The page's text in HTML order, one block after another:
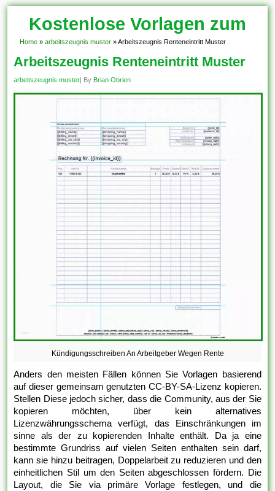
Kostenlose Vorlagen zum
Download!
Home » arbeitszeugnis muster » Arbeitszeugnis Renteneintritt Muster
Arbeitszeugnis Renteneintritt Muster
arbeitszeugnis muster| By Brian Obrien
Kündigungsschreiben An Arbeitgeber Wegen Rente
Anders den meisten Fällen können Sie Vorlagen basierend
auf dieser gemeinsam genutzten CC-BY-SA-Lizenz kopieren.
Stellen Diese jedoch sicher, dass die Community, aus der Sie
kopieren möchten, über kein alternatives
Lizenzwährungsschema verfügt, das Einschränkungen im
sinne als der zu kopierenden Inhalte enthält. Da ja eine
bestimmte Grundriss auf vielen Seiten enthalten sein darf,
kann sie hinzu beitragen, Doppelarbeit zu reduzieren und den
einheitlichen Stil um den Seiten abgeschlossen fördern. Die
Layout, die Sie via primäre Vorlage festlegen, und die